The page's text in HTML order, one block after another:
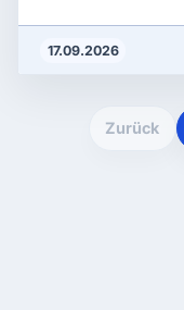
Einfuehrung.
Networking in der
17.09.2026
Zurück